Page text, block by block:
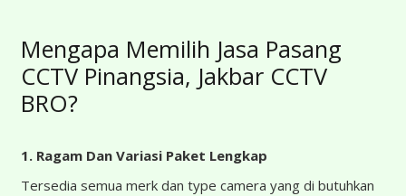
Mengapa Memilih Jasa Pasang
CCTV Pinangsia, Jakbar CCTV
BRO?
1. Ragam Dan Variasi Paket Lengkap
Tersedia semua merk dan type camera yang di butuhkan